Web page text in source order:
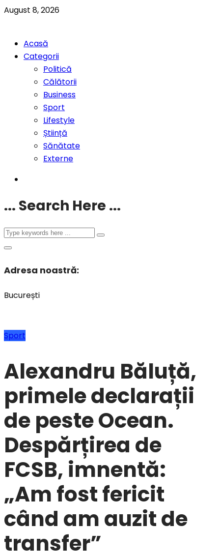
August 8, 2026
Acasă
Categorii
Politică
Călătorii
Business
Sport
Lifestyle
Știință
Sănătate
Externe
... Search Here ...
Adresa noastră:
București
Sport
Alexandru Băluță,
primele declarații
de peste Ocean.
Despărțirea de
FCSB, imnentă:
„Am fost fericit
când am auzit de
transfer”